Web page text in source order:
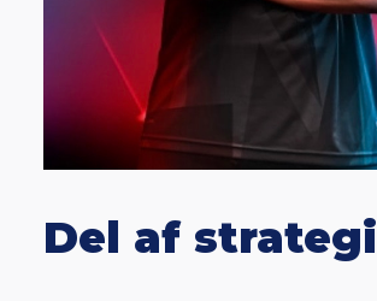
Del af strategi